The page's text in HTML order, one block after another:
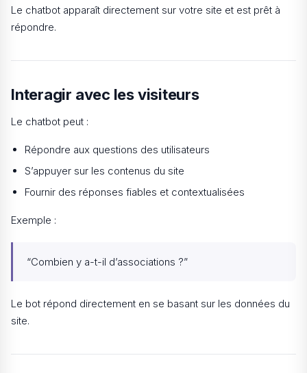
Le chatbot apparaît directement sur votre site et est prêt à
répondre.
Interagir avec les visiteurs
Le chatbot peut :
Répondre aux questions des utilisateurs
S’appuyer sur les contenus du site
Fournir des réponses fiables et contextualisées
Exemple :
“Combien y a-t-il d’associations ?”
Le bot répond directement en se basant sur les données du
site.